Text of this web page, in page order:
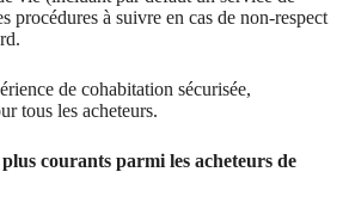
procédures à suivre en cas de non-respect
de cohabitation sécurisée,
tous les acheteurs.
courants parmi les acheteurs de